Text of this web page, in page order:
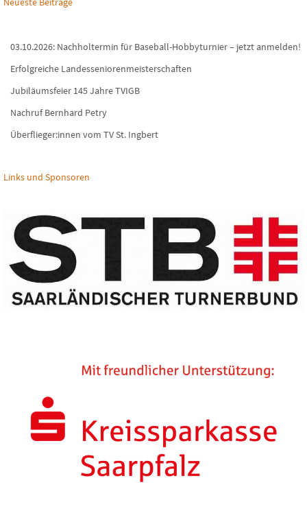
03.10.2026: Nachholtermin für Baseball-Hobbyturnier – jetzt anmelden!
Erfolgreiche Landesseniorenmeisterschaften
Jubiläumsfeier 145 Jahre TVIGB
Nachruf Bernhard Petry
Überflieger:innen vom TV St. Ingbert
Links und Sponsoren